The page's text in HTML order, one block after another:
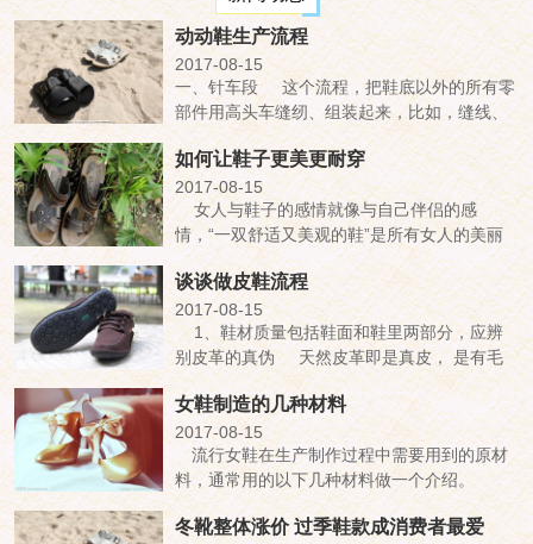
动动鞋生产流程
2017-08-15
一、针车段 这个流程，把鞋底以外的所有零
部件用高头车缝纫、组装起来，比如，缝线、
订扣、做包等，一般情况下有 20 道工序。
二、划料段 1. 识皮。一张牛皮，臀部、背部
最好，用作鞋面鸡心和头排;腋下最差。 ...
如何让鞋子更美更耐穿
2017-08-15
女人与鞋子的感情就像与自己伴侣的感
情，“一双舒适又美观的鞋”是所有女人的美丽
梦想，它比Mr.Right更难求。 在商场里从众
多鞋子中选出一双既美观又合脚的鞋子，无异
于在茫茫人海中寻找只属于自己的另一...
谈谈做皮鞋流程
2017-08-15
1、鞋材质量包括鞋面和鞋里两部分，应辨
别皮革的真伪 天然皮革即是真皮， 是有毛
孔的，一般用眼难以看清时，可用大拇指按压
皮面，查看在拇指旁边是否有细密的皮纹纹
路。有细密的纹路、放开手后细纹消失、皮鞋
表面丰满弹性好的为较 好的...
女鞋制造的几种材料
2017-08-15
流行女鞋在生产制作过程中需要用到的原材
料，通常用的以下几种材料做一个介绍。
一：杂类，如鞋眼扣，鞋带，射出片部件等
二：真皮类，包括牛皮，羊皮，猪皮，袋鼠
冬靴整体涨价 过季鞋款成消费者最爱